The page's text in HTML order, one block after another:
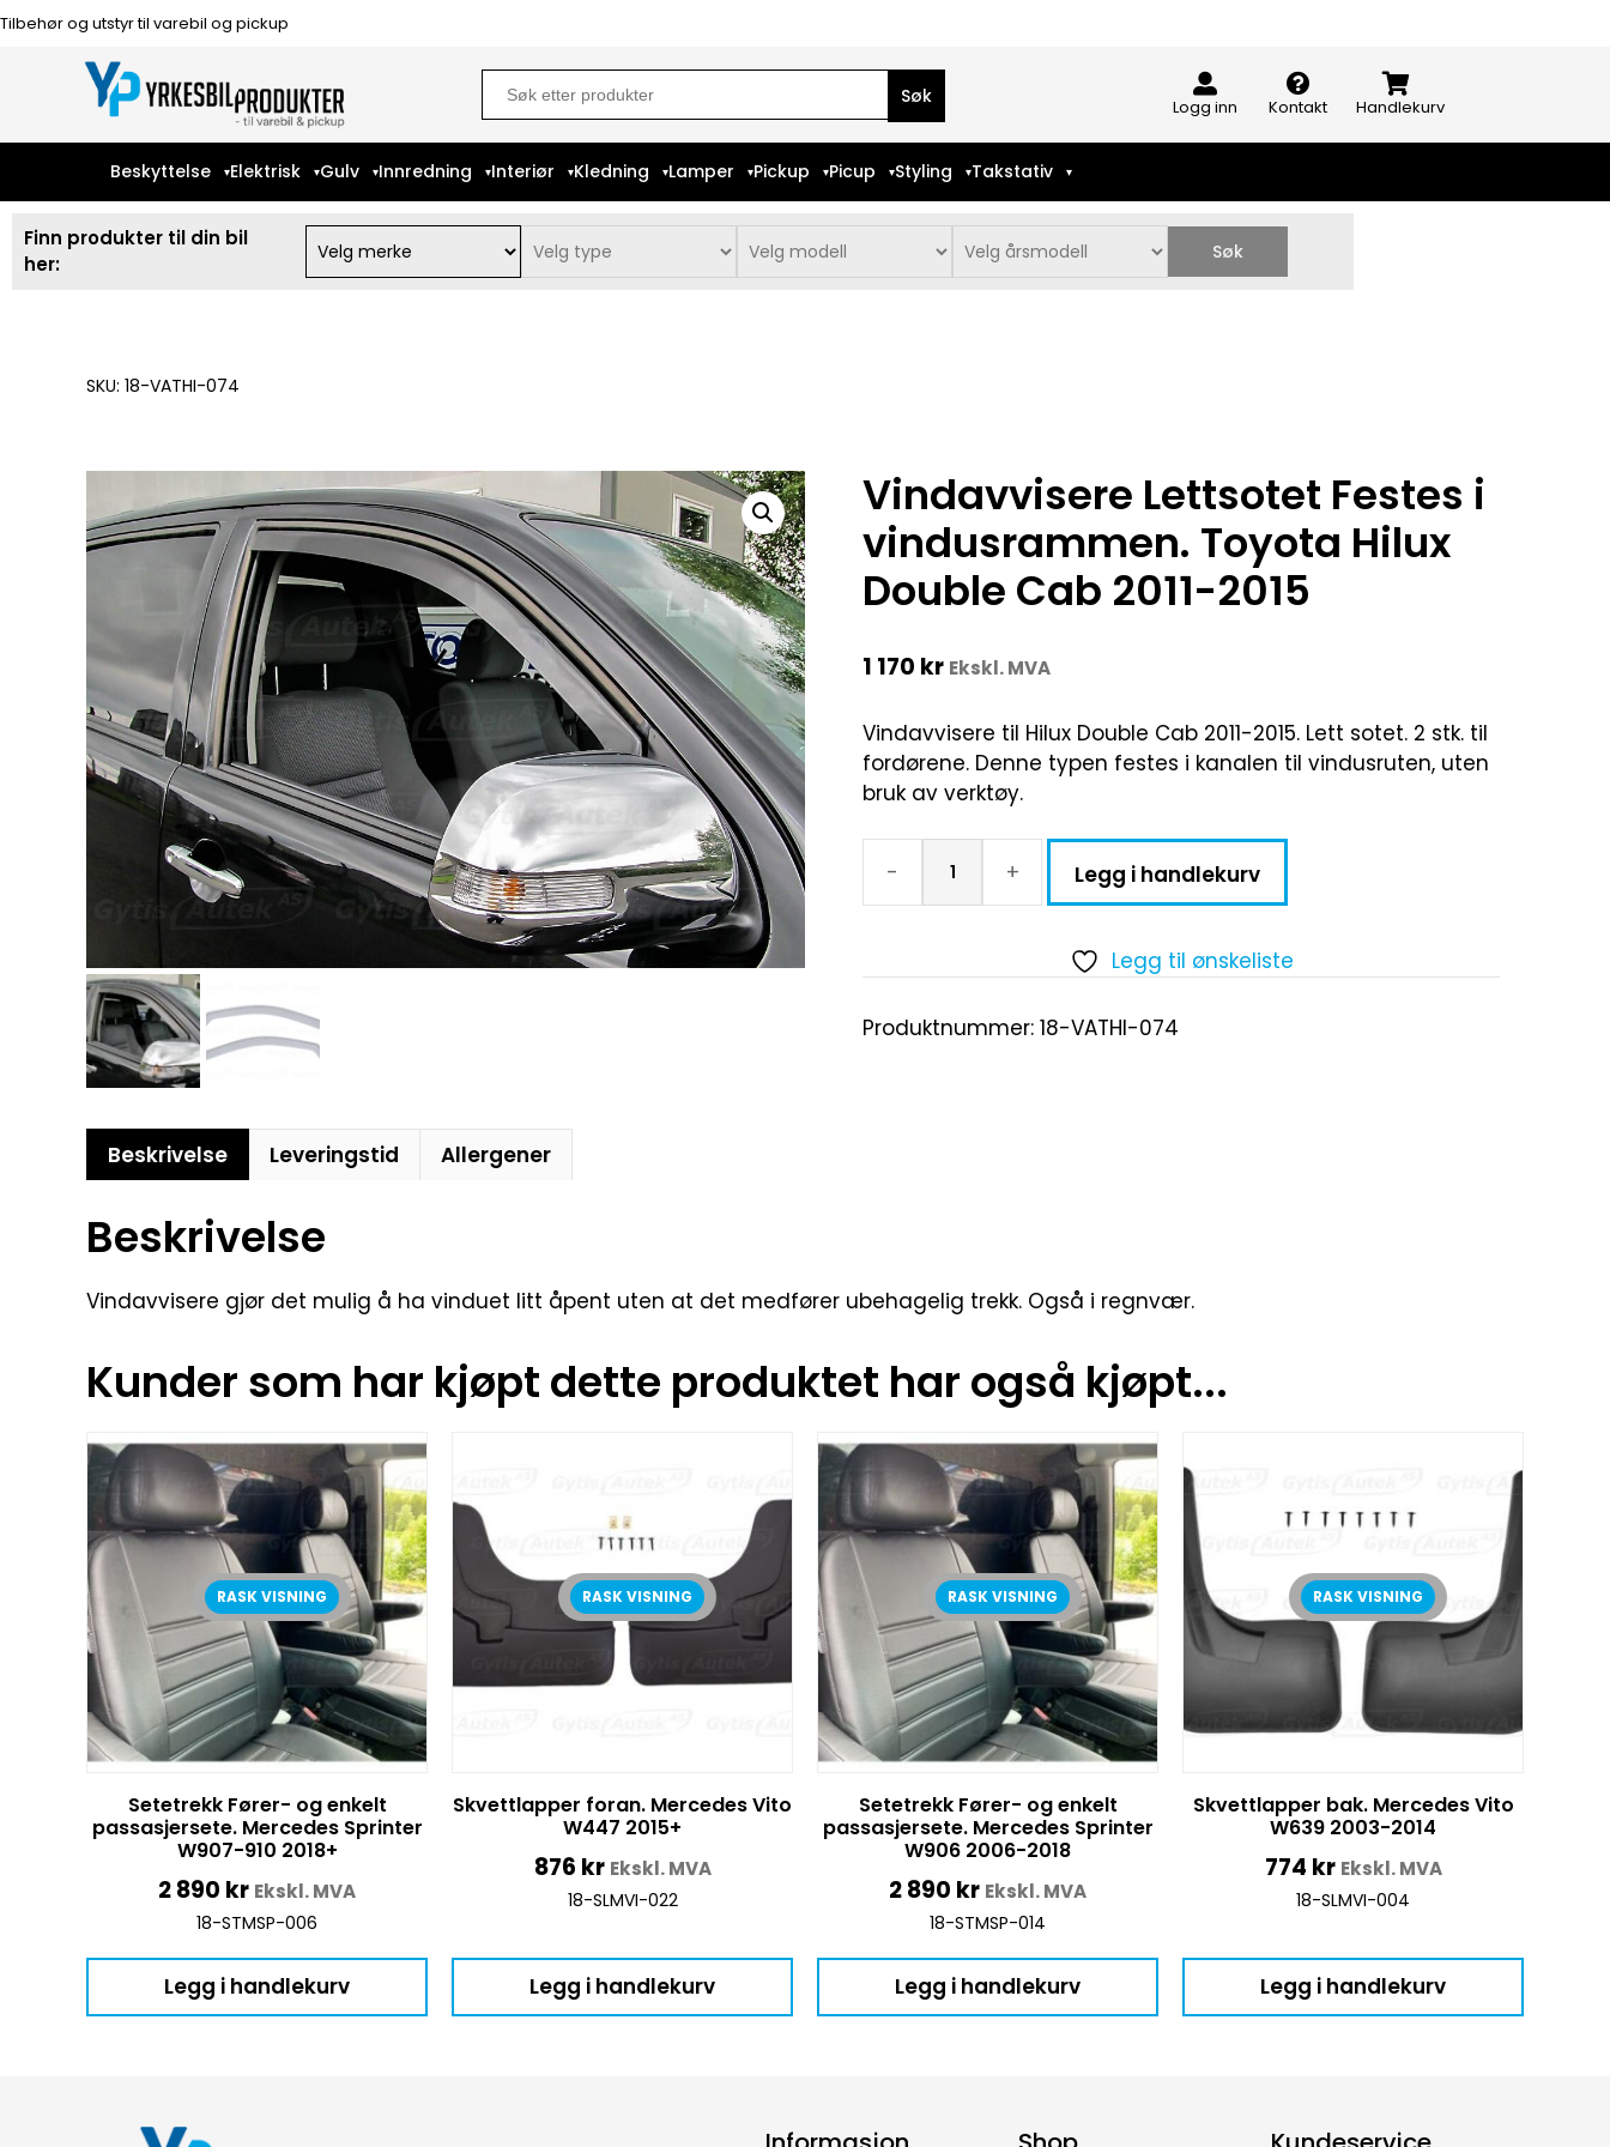
Tilbehør og utstyr til varebil og pickup
Search
for: Logg inn Kontakt Handlekurv
Beskyttelse Elektrisk Gulv Innredning Interiør Kledning Lamper Pickup Picup Styling Takstativ
Finn produkter til din bil
her:
Søk
SKU: 18-VATHI-074
Vindavvisere Lettsotet Festes i
vindusrammen. Toyota Hilux
Double Cab 2011-2015
1 170 kr Ekskl. MVA
Vindavvisere til Hilux Double Cab 2011-2015. Lett sotet. 2 stk. til
fordørene. Denne typen festes i kanalen til vindusruten, uten
bruk av verktøy.
- + Legg i handlekurv
Legg til ønskeliste
Produktnummer: 18-VATHI-074
Beskrivelse Leveringstid Allergener
Beskrivelse
Vindavvisere gjør det mulig å ha vinduet litt åpent uten at det medfører ubehagelig trekk. Også i regnvær.
Kunder som har kjøpt dette produktet har også kjøpt...
RASK VISNING
Setetrekk Fører- og enkelt
passasjersete. Mercedes Sprinter
W907-910 2018+
2 890 kr Ekskl. MVA
18-STMSP-006
Legg i handlekurv
RASK VISNING
Skvettlapper foran. Mercedes Vito
W447 2015+
876 kr Ekskl. MVA
18-SLMVI-022
Legg i handlekurv
RASK VISNING
Setetrekk Fører- og enkelt
passasjersete. Mercedes Sprinter
W906 2006-2018
2 890 kr Ekskl. MVA
18-STMSP-014
Legg i handlekurv
RASK VISNING
Skvettlapper bak. Mercedes Vito
W639 2003-2014
774 kr Ekskl. MVA
18-SLMVI-004
Legg i handlekurv